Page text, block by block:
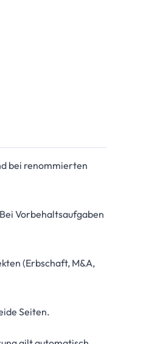
bei renommierten
Vorbehaltsaufgaben
(Erbschaft, M&A,
Seiten.